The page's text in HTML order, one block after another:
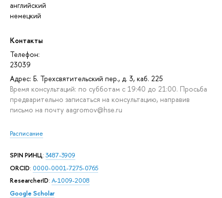
английский
немецкий
Контакты
Телефон:
23039
Адрес: Б. Трехсвятительский пер., д. 3, каб. 225
Время консультаций: по субботам с 19:40 до 21:00. Просьба
предварительно записаться на консультацию, направив
письмо на почту aagromov@hse.ru
Расписание
SPIN РИНЦ: 3487-3909
ORCID: 0000-0001-7275-0765
ResearcherID: A-1009-2008
Google Scholar